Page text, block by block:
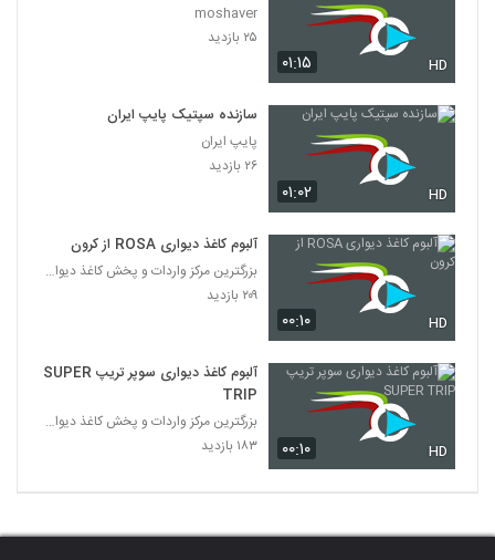
۰۱:۱۵ HD
moshaver
۲۵ بازدید
۰۱:۰۲ HD
سازنده سپتیک پایپ ایران
پایپ ایران
۲۶ بازدید
۰۰:۱۰ HD
آلبوم کاغذ دیواری ROSA از کرون
بزرگترین مرکز واردات و پخش کاغذ دیواری
۲۰۹ بازدید
۰۰:۱۰ HD
آلبوم کاغذ دیواری سوپر تریپ SUPER
TRIP
بزرگترین مرکز واردات و پخش کاغذ دیواری
۱۸۳ بازدید